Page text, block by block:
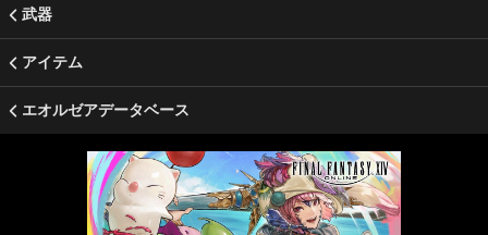
武器
アイテム
エオルゼアデータベース